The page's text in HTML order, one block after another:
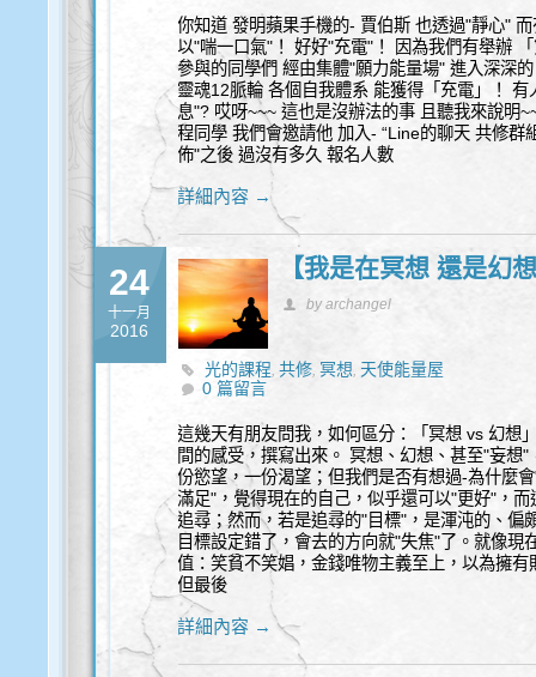
你知道 發明蘋果手機的- 賈伯斯 也透過"靜心"
以"喘一口氣"！ 好好"充電"！ 因為我們有舉辦
參與的同學們 經由集體"願力能量場" 進入深深
靈魂12脈輪 各個自我體系 能獲得「充電」！
息"? 哎呀~~~ 這也是沒辦法的事 且聽我來說明
程同學 我們會邀請他 加入- “Line的聊天 共修
佈"之後 過沒有多久 報名人數
詳細內容 →
24
十一月
2016
【我是在冥想 還是幻
by archangel
光的課程,共修,冥想, 天使能量屋
0 篇留言
這幾天有朋友問我，如何區分：「冥想 vs 幻想
間的感受，撰寫出來。 冥想、幻想、甚至"妄想
份慾望，一份渴望；但我們是否有想過-為什麼
滿足"，覺得現在的自己，似乎還可以"更好"，
追尋；然而，若是追尋的"目標"，是渾沌的、偏
目標設定錯了，會去的方向就"失焦"了。就像現
值：笑貧不笑娼，金錢唯物主義至上，以為擁
但最後
詳細內容 →